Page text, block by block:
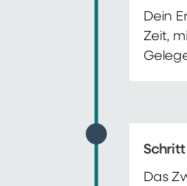
Dein
Zeit,
Schritt
Das